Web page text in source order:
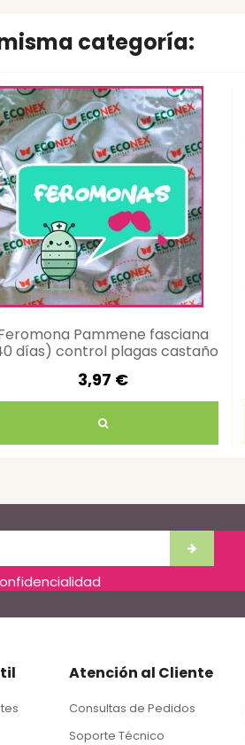
categoría:
Pammene fasciana
días) control plagas castaño
3,97 €
Atención al Cliente
Consultas de Pedidos
Soporte Técnico